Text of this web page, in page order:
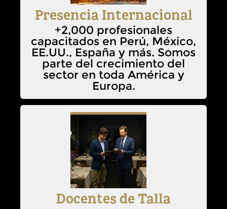
Presencia Internacional
+2,000 profesionales
capacitados en Perú, México,
EE.UU., España y más. Somos
parte del crecimiento del
sector en toda América y
Europa.
Docentes de Talla